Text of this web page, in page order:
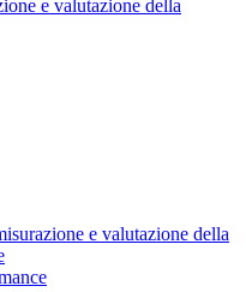
e valutazione della
e valutazione della